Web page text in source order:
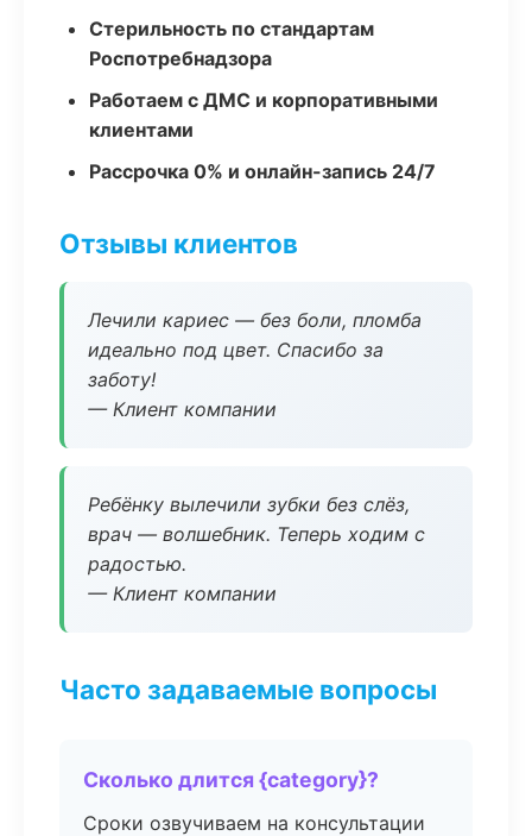
Стерильность по стандартам
Роспотребнадзора
Работаем с ДМС и корпоративными
клиентами
Рассрочка 0% и онлайн-запись 24/7
Отзывы клиентов
Лечили кариес — без боли, пломба
идеально под цвет. Спасибо за
заботу!
— Клиент компании
Ребёнку вылечили зубки без слёз,
врач — волшебник. Теперь ходим с
радостью.
— Клиент компании
Часто задаваемые вопросы
Сколько длится {category}?
Сроки озвучиваем на консультации